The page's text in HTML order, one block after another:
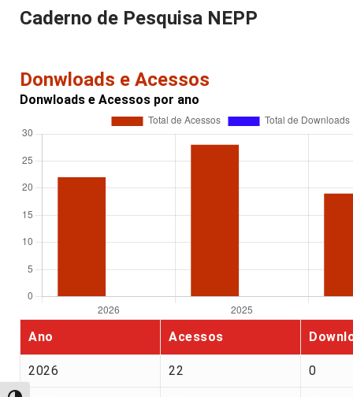
Caderno de Pesquisa NEPP
Donwloads e Acessos
Donwloads e Acessos por ano
Ano Acessos
2026 22 0